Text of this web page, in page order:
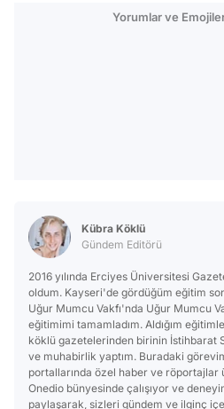
Yorumlar ve
Kübra Köklü
Gündem Editörü
2016 yılında Erciyes Üniversitesi
oldum. Kayseri'de gördüğüm eğitim
Uğur Mumcu Vakfı'nda Uğur Mumcu
eğitimimi tamamladım. Aldığım
köklü gazetelerinden birinin İstihbarat
ve muhabirlik yaptım. Buradaki
portallarında özel haber ve röportajlar
Onedio bünyesinde çalışıyor ve
paylaşarak, sizleri gündem ve ilginç